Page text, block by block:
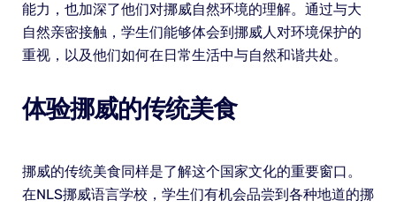
能力，也加深了他们对挪威自然环境的理解。通过与大
自然亲密接触，学生们能够体会到挪威人对环境保护的
重视，以及他们如何在日常生活中与自然和谐共处。
体验挪威的传统美食
挪威的传统美食同样是了解这个国家文化的重要窗口。
在NLS挪威语言学校，学生们有机会品尝到各种地道的挪